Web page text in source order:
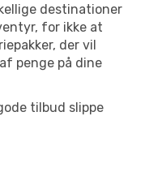
destinationer
for ikke at
der vil
penge på dine
tilbud slippe